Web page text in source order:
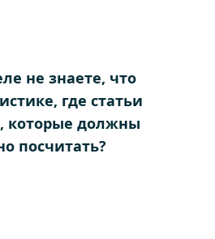
не знаете, что
где статьи
которые должны
посчитать?